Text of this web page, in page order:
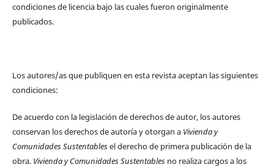
condiciones de licencia bajo las cuales fueron originalmente
publicados.
Los autores/as que publiquen en esta revista aceptan las siguientes
condiciones:
De acuerdo con la legislación de derechos de autor, los autores
conservan los derechos de autoría y otorgan a Vivienda y
Comunidades Sustentablesel derecho de primera publicación de la
obra. Vivienda y Comunidades Sustentablesno realiza cargos a los